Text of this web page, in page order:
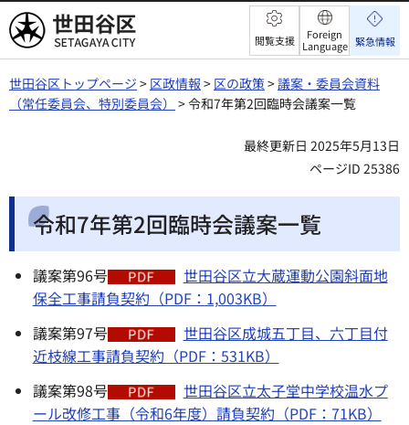
世田谷区 閲覧支援
Foreign
Language 緊急情報
世田谷区トップページ > 区政情報 > 区の政策>議案・委員会資料
（常任委員会、特別委員会） > 令和7年第2回臨時会議案一覧
最終更新日 2025年5月13日
ページID 25386
令和7年第2回臨時会議案一覧
議案第96号
世田谷区立大蔵運動公園斜面地
保全工事請負契約（PDF：1,003KB）
議案第97号
世田谷区成城五丁目、六丁目付
近枝線工事請負契約（PDF：531KB）
議案第98号
世田谷区立太子堂中学校温水プ
ール改修工事（令和6年度）請負契約（PDF：71KB）